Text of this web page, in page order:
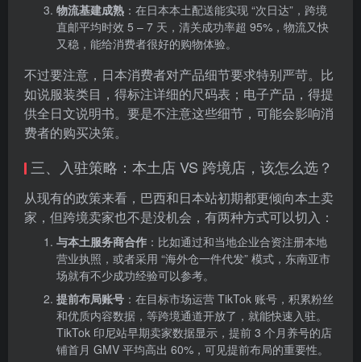
物流基建成熟 ：在日本本土配送能实现 “次日达”，跨境
直邮平均时效 5 – 7 天，清关成功率超 95%，物流又快
又稳，能给消费者很好的购物体验。
不过要注意，日本消费者对产品细节要求特别严苛。比
如说服装类目，得标注详细的尺码表；电子产品，得提
供全日文说明书。要是不注意这些细节，可能会影响消
费者的购买决策。
三、入驻策略：本土店 VS 跨境店，该怎么选？
从现有的政策来看，巴西和日本站初期都更倾向本土卖
家，但跨境卖家也不是没机会，有两种方式可以切入：
与本土服务商合作 ：比如通过和当地企业合资注册本地
营业执照，或者采用 “海外仓一件代发” 模式，东南亚市
场就有不少成功经验可以参考。
提前布局账号 ：在目标市场运营 TikTok 账号，积累粉丝
和优质内容数据，等跨境通道开放了，就能快速入驻。
TikTok 印尼站早期卖家数据显示，提前 3 个月养号的店
铺首月 GMV 平均高出 60%，可见提前布局的重要性。